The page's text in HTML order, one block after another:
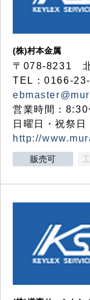
(株)村本金属
〒078-8231 北
TEL：0166-
営業時間：8:30
日曜日・祝祭日
http://
販売可